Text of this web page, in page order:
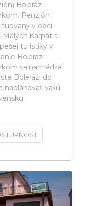
Boleraz -
Penzión
v obci
Malých Karpát a
turistiky v
Boleraz -
sa nachádza
Boleráz, do
naplánovať vašú